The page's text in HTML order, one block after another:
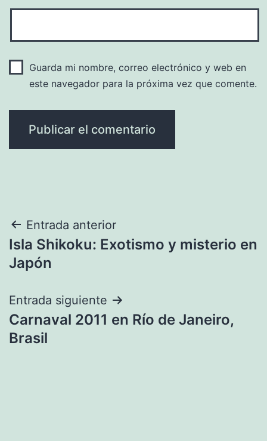
Guarda mi nombre, correo electrónico y web en
este navegador para la próxima vez que comente.
Navegación
de
Entrada anterior
Isla Shikoku: Exotismo y misterio en
Japón
Entrada siguiente
Carnaval 2011 en Río de Janeiro,
Brasil